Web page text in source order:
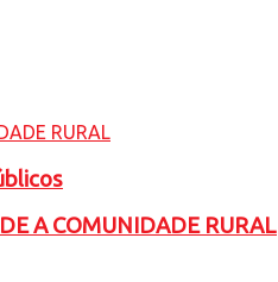
A COMUNIDADE RURAL